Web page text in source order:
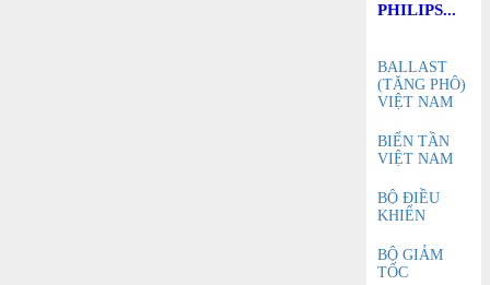
PHILIPS...
BALLAST
(TĂNG PHÔ)
VIỆT NAM
BIẾN TẦN
VIỆT NAM
BỘ ĐIỀU
KHIỂN
BỘ GIẢM
TỐC